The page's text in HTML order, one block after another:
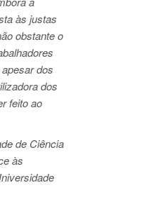
às justas
obstante o
dos
dos
feito ao
de Ciência
às